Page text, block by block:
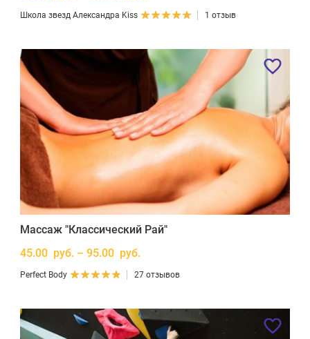
Школа звезд Александра Kiss 1 отзыв
Массаж "Классический Рай"
45.00 руб. – 95.00 руб.
Perfect Body 27 отзывов